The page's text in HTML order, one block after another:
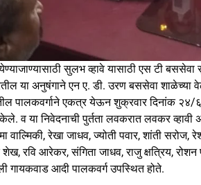
येण्याजाण्यासाठी सुलभ व्हावे यासाठी एस टी
या अनुषंगाने एन ए. डी. उरण बससेवा
पालकवर्गाने एकत्र येऊन शुक्रवार दिनांक २४/६/
व या निवेदनाची पुर्तता लवकरात लवकर
वाल्मिकी, रेखा जाधव, ज्योती पवार, शांती
रवि आरेकर, संगिता जाधव, राजु क्षत्रिय,
गायकवाड आदी पालकवर्ग उपस्थित होते.